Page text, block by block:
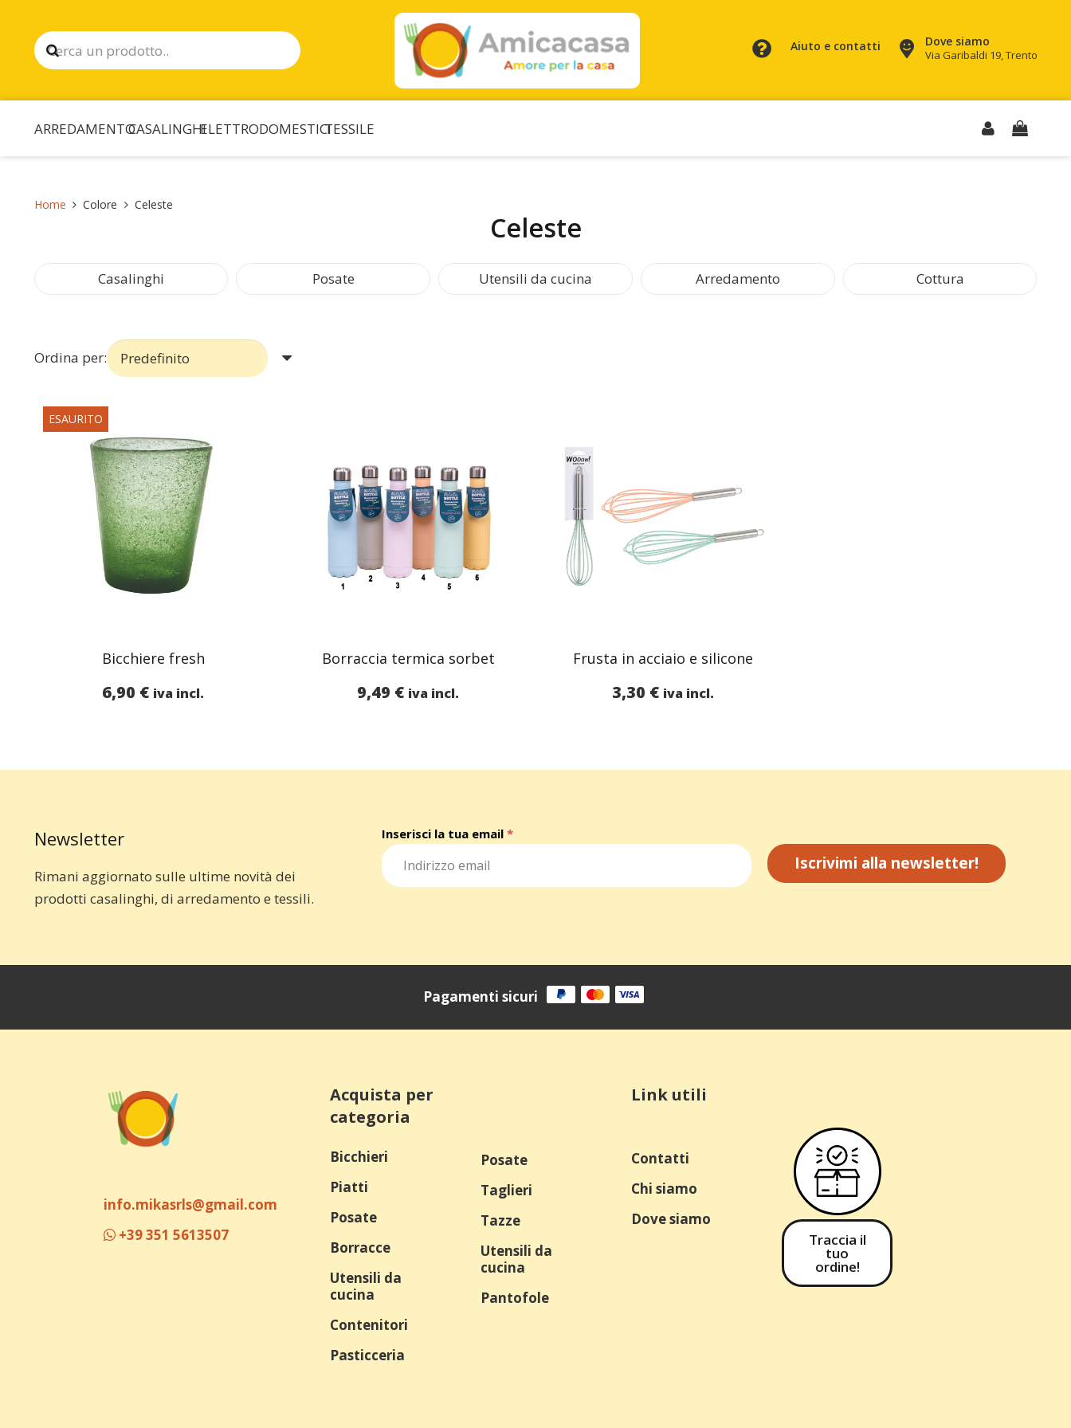
Aiuto e contatti Dove siamo
Via Garibaldi 19, Trento
ARREDAMENTOCASALINGHIELETTRODOMESTICITESSILE
Home Colore Celeste
Celeste
Casalinghi Posate Utensili da cucina Arredamento Cottura
Ordina per:
ESAURITO
Bicchiere fresh
6,90 € iva incl.
Borraccia termica sorbet
9,49 € iva incl.
Frusta in acciaio e silicone
3,30 € iva incl.
Newsletter
Rimani aggiornato sulle ultime novità dei
prodotti casalinghi, di arredamento e tessili.
Inserisci la tua email*
Iscrivimi alla newsletter!
Pagamenti sicuri
info.mikasrls@gmail.com
+39 351 5613507
Acquista per
categoria
Bicchieri
Piatti
Posate
Borracce
Utensili da
cucina
Contenitori
Pasticceria
Posate
Taglieri
Tazze
Utensili da
cucina
Pantofole
Link utili
Contatti
Chi siamo
Dove siamo
Traccia il
tuo
ordine!